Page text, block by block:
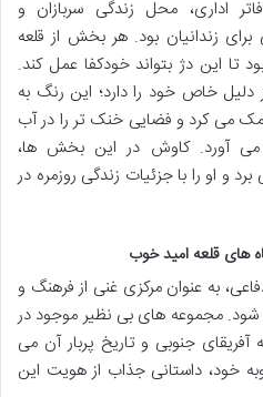
اداری، محل زندگی سربازان و
زندانیان بود. هر بخش از قلعه
تا این دژ بتواند خودکفا عمل کند.
دلیل خاص خود را دارد؛ این رنگ به
می کرد و فضایی خنک تر را در آب
آورد. کاوش در این بخش ها،
و او را با جزئیات زندگی روزمره در
های قلعه امید خوب
به عنوان مرکزی غنی از فرهنگ و
مجموعه های بی نظیر موجود در
جنوبی و تاریخ پربار آن می
خود، داستانی جذاب از هویت این